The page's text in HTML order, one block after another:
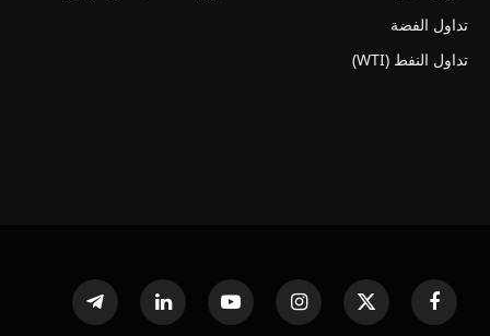
تداول الفضة
تداول النفط (WTI)
فيسبوك
X
(Twitter)
الانستغرام يوتيوب لينكدإن تيلقرام